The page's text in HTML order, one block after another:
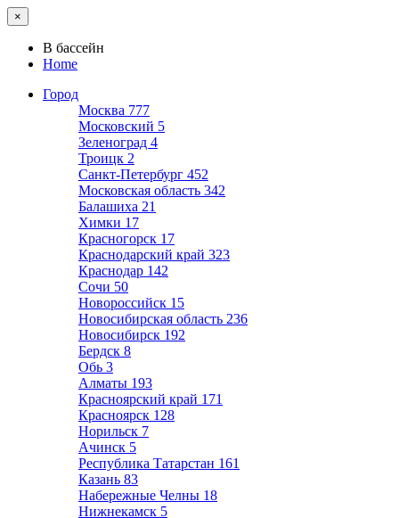
×
В бассейн
Home
Город
Москва 777
Московский 5
Зеленоград 4
Троицк 2
Санкт-Петербург 452
Московская область 342
Балашиха 21
Химки 17
Красногорск 17
Краснодарский край 323
Краснодар 142
Сочи 50
Новороссийск 15
Новосибирская область 236
Новосибирск 192
Бердск 8
Обь 3
Алматы 193
Красноярский край 171
Красноярск 128
Норильск 7
Ачинск 5
Республика Татарстан 161
Казань 83
Набережные Челны 18
Нижнекамск 5